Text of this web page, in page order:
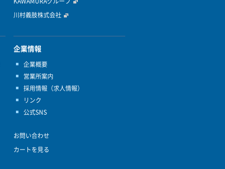
川村義肢株式会社
企業情報
企業概要
営業所案内
採用情報（求人情報）
リンク
公式SNS
お問い合わせ
カートを見る